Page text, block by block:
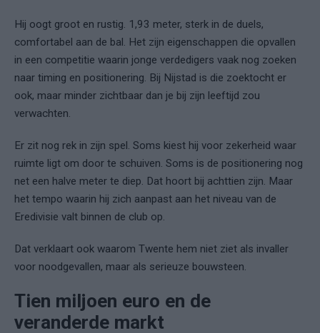
Hij oogt groot en rustig. 1,93 meter, sterk in de duels,
comfortabel aan de bal. Het zijn eigenschappen die opvallen
in een competitie waarin jonge verdedigers vaak nog zoeken
naar timing en positionering. Bij Nijstad is die zoektocht er
ook, maar minder zichtbaar dan je bij zijn leeftijd zou
verwachten.
Er zit nog rek in zijn spel. Soms kiest hij voor zekerheid waar
ruimte ligt om door te schuiven. Soms is de positionering nog
net een halve meter te diep. Dat hoort bij achttien zijn. Maar
het tempo waarin hij zich aanpast aan het niveau van de
Eredivisie valt binnen de club op.
Dat verklaart ook waarom Twente hem niet ziet als invaller
voor noodgevallen, maar als serieuze bouwsteen.
Tien miljoen euro en de
veranderde markt